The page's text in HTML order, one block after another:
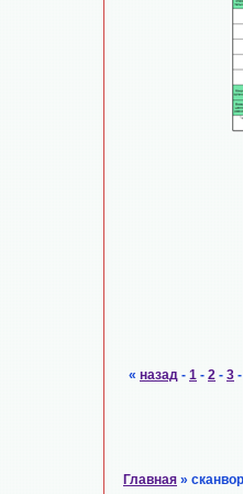
« назад - 1 - 2 - 3
Главная »